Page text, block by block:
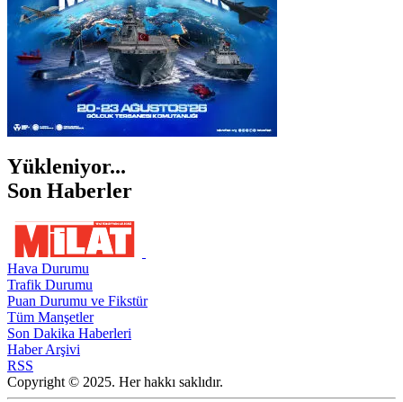
Yükleniyor...
Son Haberler
Hava Durumu
Trafik Durumu
Puan Durumu ve Fikstür
Tüm Manşetler
Son Dakika Haberleri
Haber Arşivi
RSS
Copyright © 2025. Her hakkı saklıdır.